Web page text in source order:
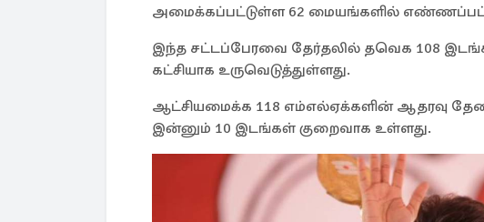
அமைக்கப்பட்டுள்ள 62 மையங்களில்
இந்த சட்டப்பேரவை தேர்தலில் தவெக 108
கட்சியாக உருவெடுத்துள்ளது.
ஆட்சியமைக்க 118 எம்எல்ஏக்களின் ஆதரவு
இன்னும் 10 இடங்கள் குறைவாக உள்ளது.